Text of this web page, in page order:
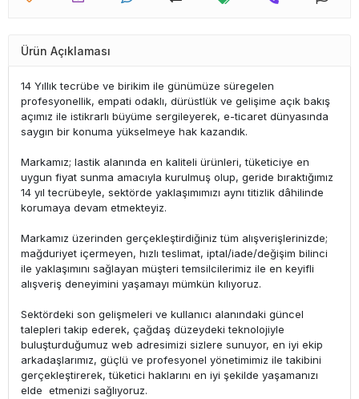
Ürün Açıklaması
14 Yıllık tecrübe ve birikim ile günümüze süregelen
profesyonellik, empati odaklı, dürüstlük ve gelişime açık bakış
açımız ile istikrarlı büyüme sergileyerek, e-ticaret dünyasında
saygın bir konuma yükselmeye hak kazandık.
Markamız; lastik alanında en kaliteli ürünleri, tüketiciye en
uygun fiyat sunma amacıyla kurulmuş olup, geride bıraktığımız
14 yıl tecrübeyle, sektörde yaklaşımımızı aynı titizlik dâhilinde
korumaya devam etmekteyiz.
Markamız üzerinden gerçekleştirdiğiniz tüm alışverişlerinizde;
mağduriyet içermeyen, hızlı teslimat, iptal/iade/değişim bilinci
ile yaklaşımını sağlayan müşteri temsilcilerimiz ile en keyifli
alışveriş deneyimini yaşamayı mümkün kılıyoruz.
Sektördeki son gelişmeleri ve kullanıcı alanındaki güncel
talepleri takip ederek, çağdaş düzeydeki teknolojiyle
buluşturduğumuz web adresimizi sizlere sunuyor, en iyi ekip
arkadaşlarımız, güçlü ve profesyonel yönetimimiz ile takibini
gerçekleştirerek, tüketici haklarını en iyi şekilde yaşamanızı
elde etmenizi sağlıyoruz.